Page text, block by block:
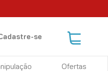
se
Ofertas